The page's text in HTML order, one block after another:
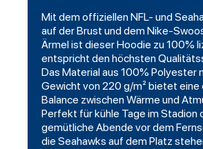
Mit dem offiziellen NFL- und
auf der Brust und dem Nike-
Ärmel ist dieser Hoodie zu 100%
entspricht den höchsten
Das Material aus 100% Polyester
Gewicht von 220 g/m² bietet eine
Balance zwischen Wärme und
Perfekt für kühle Tage im Stadion
gemütliche Abende vor dem
die Seahawks auf dem Platz